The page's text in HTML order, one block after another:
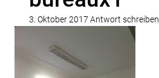
3. Oktober 2017 Antwort schreiben